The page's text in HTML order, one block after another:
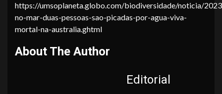
https://umsoplaneta.globo.com/biodiversidade/noticia/
no-mar-duas-pessoas-sao-picadas-por-agua-viva-
mortal-na-australia.ghtml
About The Author
Editorial